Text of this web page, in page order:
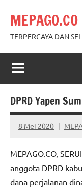
content
MEPAGO.CO
TERPERCAYA DAN
DPRD Yapen
8 Mei 2020
No
MEPAGO.CO,
anggota DPRD
dana perjalanan